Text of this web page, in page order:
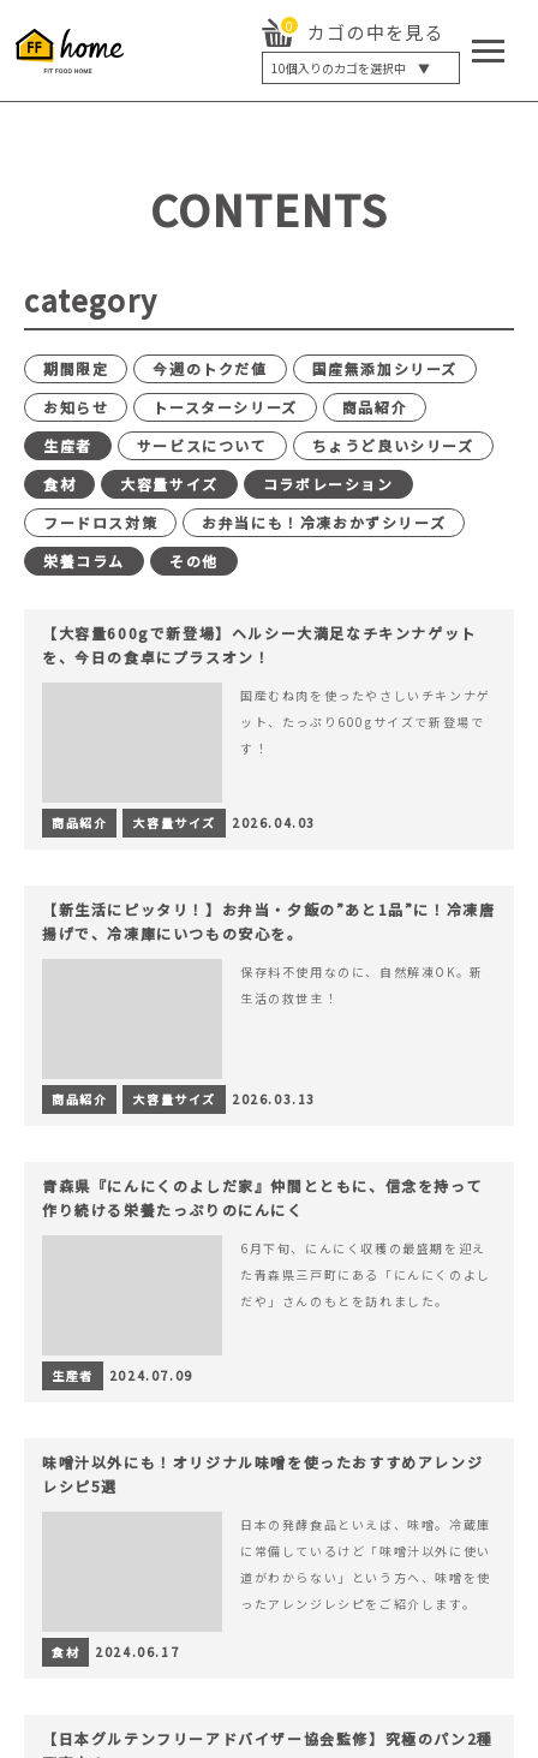
0 カゴの中を見る
10個入りのカゴを選択中 ▼
5個入り
20個入り
最大12%OFF
CONTENTS
category
期間限定 今週のトクだ値
国産無添加シリーズ
お知らせ
トースターシリーズ
商品紹介
生産者
サービスについて
ちょうど良いシリーズ
食材
大容量サイズ
コラボレーション
フードロス対策
お弁当にも！冷凍おかずシリーズ
栄養コラム
その他
【大容量600gで新登場】ヘルシー大満足なチキンナゲット
を、今日の食卓にプラスオン！
国産むね肉を使ったやさしいチキンナゲ
ット、たっぷり600gサイズで新登場で
す！
商品紹介 大容量サイズ 2026.04.03
【新生活にピッタリ！】お弁当・夕飯の”あと1品”に！冷凍唐
揚げで、冷凍庫にいつもの安心を。
保存料不使用なのに、自然解凍OK。新
生活の救世主！
商品紹介 大容量サイズ 2026.03.13
青森県『にんにくのよしだ家』仲間とともに、信念を持って
作り続ける栄養たっぷりのにんにく
6月下旬、にんにく収穫の最盛期を迎え
た青森県三戸町にある「にんにくのよし
だや」さんのもとを訪れました。
生産者 2024.07.09
味噌汁以外にも！オリジナル味噌を使ったおすすめアレンジ
レシピ5選
日本の発酵食品といえば、味噌。冷蔵庫
に常備しているけど「味噌汁以外に使い
道がわからない」という方へ、味噌を使
ったアレンジレシピをご紹介します。
食材 2024.06.17
【日本グルテンフリーアドバイザー協会監修】究極のパン2種